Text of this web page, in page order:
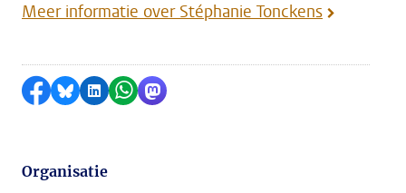
Meer informatie over Stéphanie Tonckens
Delen op Facebook
Delen via Bluesky
Delen op LinkedIn
Delen via WhatsApp
Delen via Mastodon
Organisatie